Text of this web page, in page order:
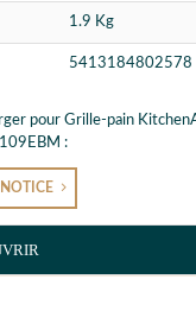
1.9 Kg
5413184802578
pour Grille-pain
:
NOTICE